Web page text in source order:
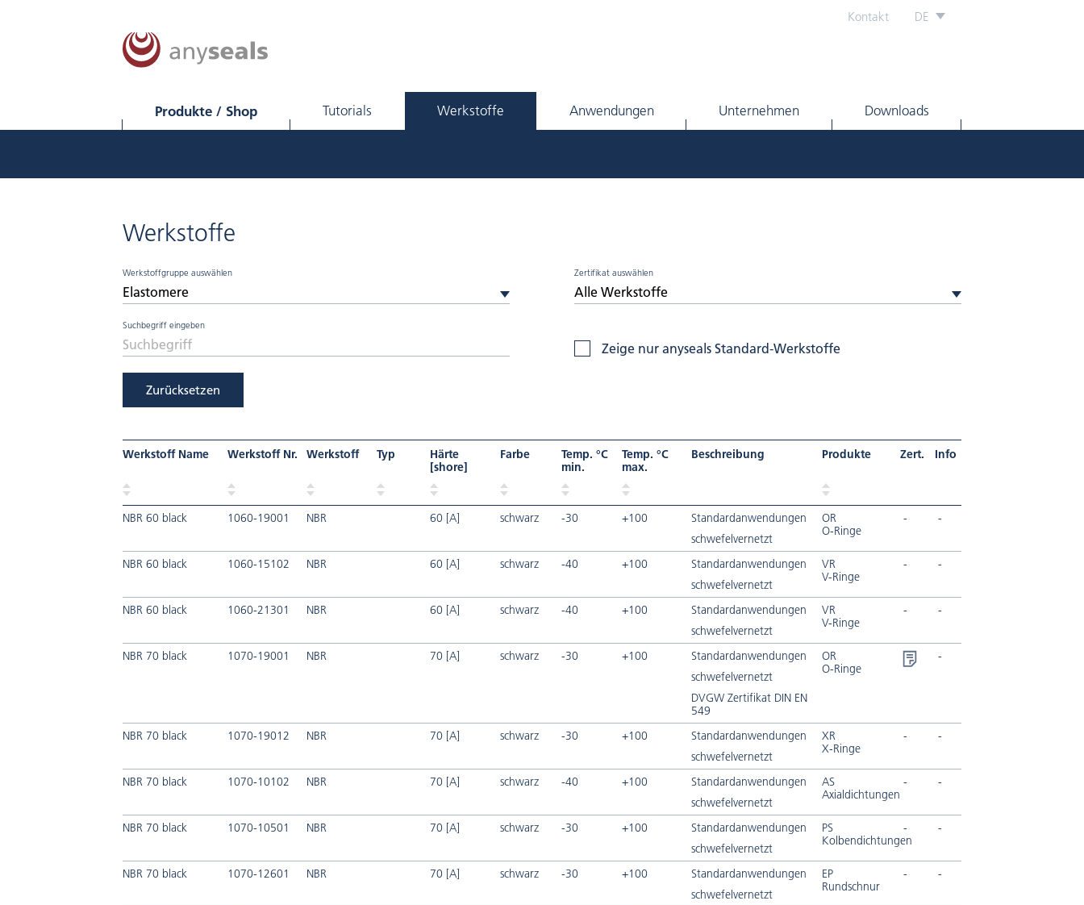
Kontakt DE
Produkte / Shop Tutorials Werkstoffe Anwendungen Unternehmen Downloads
Werkstoffe
Werkstoffgruppe auswählen Zertifikat auswählen
Suchbegriff eingeben
Zeige nur anyseals Standard-Werkstoffe
Zurücksetzen
Werkstoff Name Werkstoff Nr. Werkstoff Typ
Härte
[shore]
Farbe
Temp. °C
min.
Temp. °C
max.
Beschreibung Produkte Zert. Info
NBR 60 black 1060-19001 NBR 60 [A] schwarz -30 +100
Standardanwendungen
schwefelvernetzt
OR
O-Ringe
- -
NBR 60 black 1060-15102 NBR 60 [A] schwarz -40 +100
Standardanwendungen
schwefelvernetzt
VR
V-Ringe
- -
NBR 60 black 1060-21301 NBR 60 [A] schwarz -40 +100
Standardanwendungen
schwefelvernetzt
VR
V-Ringe
- -
NBR 70 black 1070-19001 NBR 70 [A] schwarz -30 +100
Standardanwendungen
schwefelvernetzt
DVGW Zertifikat DIN EN
549
OR
O-Ringe
-
NBR 70 black 1070-19012 NBR 70 [A] schwarz -30 +100
Standardanwendungen
schwefelvernetzt
XR
X-Ringe
- -
NBR 70 black 1070-10102 NBR 70 [A] schwarz -40 +100
Standardanwendungen
schwefelvernetzt
AS
Axialdichtungen
- -
NBR 70 black 1070-10501 NBR 70 [A] schwarz -30 +100
Standardanwendungen
schwefelvernetzt
PS
Kolbendichtungen
- -
NBR 70 black 1070-12601 NBR 70 [A] schwarz -30 +100
Standardanwendungen
schwefelvernetzt
EP
Rundschnur
- -